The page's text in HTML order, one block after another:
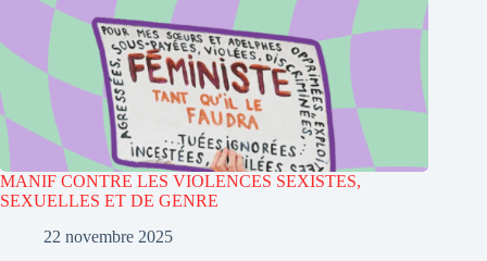
MANIF CONTRE LES VIOLENCES SEXISTES,
SEXUELLES ET DE GENRE
22 novembre 2025